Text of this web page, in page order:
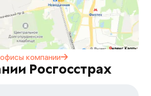
компании
Росгосстрах